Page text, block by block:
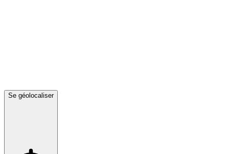
Se géolocaliser